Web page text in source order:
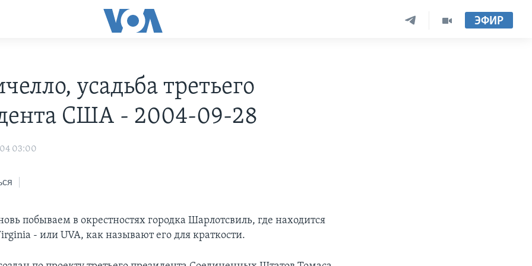
ЭФИР
усадьба третьего
США - 2004-09-28
03:00
побываем в окрестностях городка Шарлотсвиль, где находится
- или UVA, как называют его для краткости.